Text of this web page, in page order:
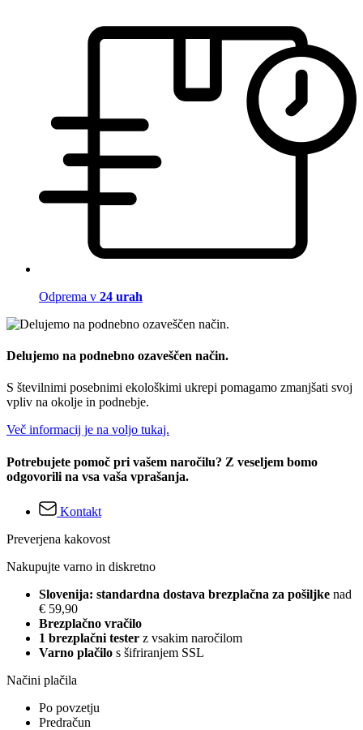
Odprema v 24 urah
Delujemo na podnebno ozaveščen način.
S številnimi posebnimi ekološkimi ukrepi pomagamo zmanjšati svoj
vpliv na okolje in podnebje.
Več informacij je na voljo tukaj.
Potrebujete pomoč pri vašem naročilu? Z veseljem bomo
odgovorili na vsa vaša vprašanja.
Kontakt
Preverjena kakovost
Nakupujte varno in diskretno
Slovenija: standardna dostava brezplačna za pošiljke nad
€ 59,90
Brezplačno vračilo
1 brezplačni tester z vsakim naročilom
Varno plačilo s šifriranjem SSL
Načini plačila
Po povzetju
Predračun